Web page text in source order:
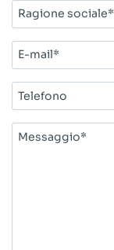
Ragione
sociale*
E-
mail*
Telefono
Messaggio*